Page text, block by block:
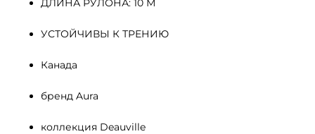
УСТОЙЧИВЫ К ТРЕНИЮ
Канада
бренд Aura
коллекция Deauville